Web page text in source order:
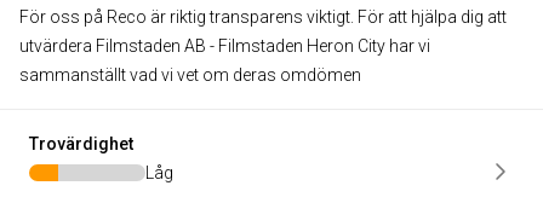
För oss på Reco är riktig transparens viktigt. För att hjälpa dig att
utvärdera Filmstaden AB - Filmstaden Heron City har vi
sammanställt vad vi vet om deras omdömen
Trovärdighet
Låg